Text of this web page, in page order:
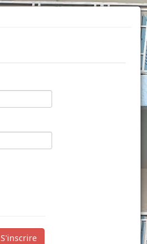
S'inscrire